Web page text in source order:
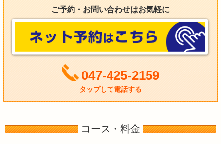
ご予約・お問い合わせはお気軽に
047-425-2159
タップして電話する
コース・料金